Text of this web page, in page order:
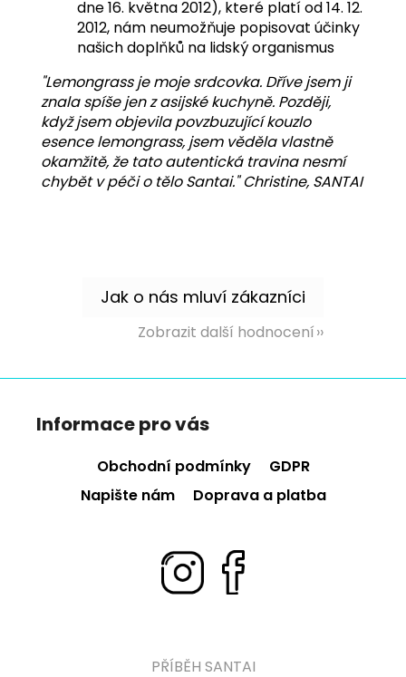
dne 16. května 2012), které platí od 14. 12.
2012, nám neumožňuje popisovat účinky
našich doplňků na lidský organismus
"Lemongrass je moje srdcovka. Dříve jsem ji
znala spíše jen z asijské kuchyně. Později,
když jsem objevila povzbuzující kouzlo
esence lemongrass, jsem věděla vlastně
okamžitě, že tato autentická travina nesmí
chybět v péči o tělo Santai." Christine, SANTAI
Zobrazit další hodnocení
Informace pro vás
Obchodní podmínky
GDPR
Napište nám
Doprava a platba
PŘÍBĚH SANTAI